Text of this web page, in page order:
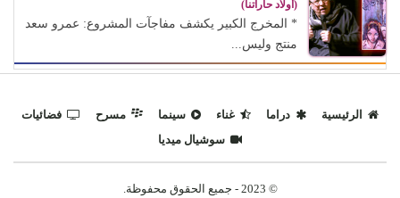
(أولاد حاراتنا)
* المخرج الكبير يكشف مفاجآت المشروع: عمرو سعد
منتج وليس...
الرئيسية دراما غناء سينما مسرح
فضائيات
سوشيال ميديا
© 2023 - جميع الحقوق محفوظة.